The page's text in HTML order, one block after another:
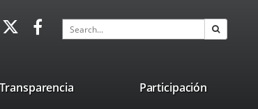
Link
application.
application.
Search
Transparencia Participación